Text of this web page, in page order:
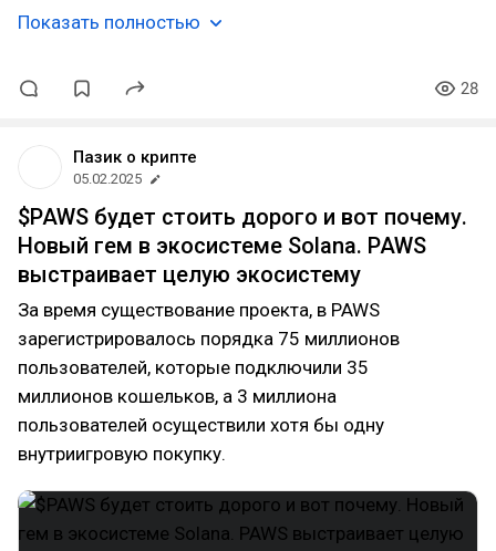
Показать полностью
28
Пазик о крипте
05.02.2025
$PAWS будет стоить дорого и вот почему.
Новый гем в экосистеме Solana. PAWS
выстраивает целую экосистему
За время существование проекта, в PAWS
зарегистрировалось порядка 75 миллионов
пользователей, которые подключили 35
миллионов кошельков, а 3 миллиона
пользователей осуществили хотя бы одну
внутриигровую покупку.